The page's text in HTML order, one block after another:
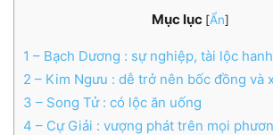
Mục lục [Ẩn]
1 – Bạch Dương : sự nghiệp, tài lộc
2 – Kim Ngưu : dễ trở nên bốc đồng và
3 – Song Tử : có lộc ăn uống
4 – Cự Giải : vượng phát trên mọi